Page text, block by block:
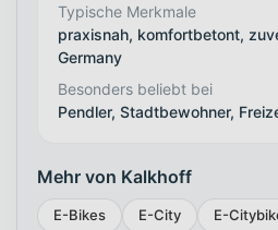
Typische Merkmale
praxisnah, komfortbetont,
Germany
Besonders beliebt bei
Pendler, Stadtbewohner,
Mehr von Kalkhoff
E-Bikes E-City E-